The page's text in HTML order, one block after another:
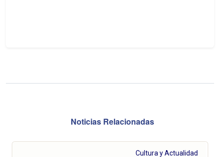
Noticias Relacionadas
Cultura y Actualidad